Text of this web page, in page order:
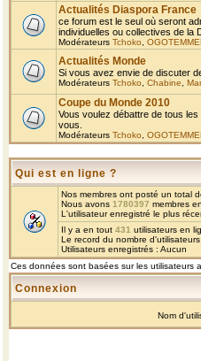
Actualités Diaspora France
ce forum est le seul où seront
individuelles ou collectives de la
Modérateurs Tchoko
Actualités Monde
Si vous avez envie de discuter
Modérateurs Tchoko Chabine
Coupe du Monde 2010
Vous voulez débattre de tous
vous.
Modérateurs Tchoko
Qui est en ligne ?
Nos membres ont posté un total
Nous avons 1780397 membres
L'utilisateur enregistré le plus
Il y a en tout 431 utilisateurs en
Le record du nombre
Utilisateurs enregistrés : Aucun
Ces données sont basées sur les utilisateurs
Connexion
Nom